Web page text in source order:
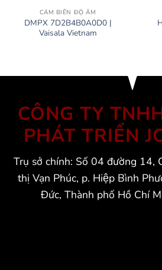
CẢM BIẾN ĐỘ ẨM
DMPX 7D2B4B0A0D0 |
Vaisala Vietnam
CÔNG TY
PHÁT TRIỂN
Trụ sở chính: Số 04 đường 14,
thị Vạn Phúc, p. Hiệp Bình
Đức, Thành phố Hồ Chí